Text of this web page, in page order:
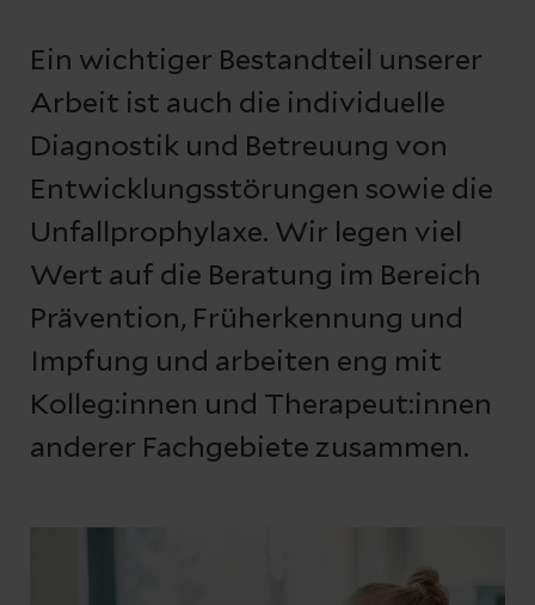
Ein wichtiger Bestandteil unserer
Arbeit ist auch die individuelle
Diagnostik und Betreuung von
Entwicklungsstörungen sowie die
Unfallprophylaxe. Wir legen viel
Wert auf die Beratung im Bereich
Prävention, Früherkennung und
Impfung und arbeiten eng mit
Kolleg:innen und Therapeut:innen
anderer Fachgebiete zusammen.